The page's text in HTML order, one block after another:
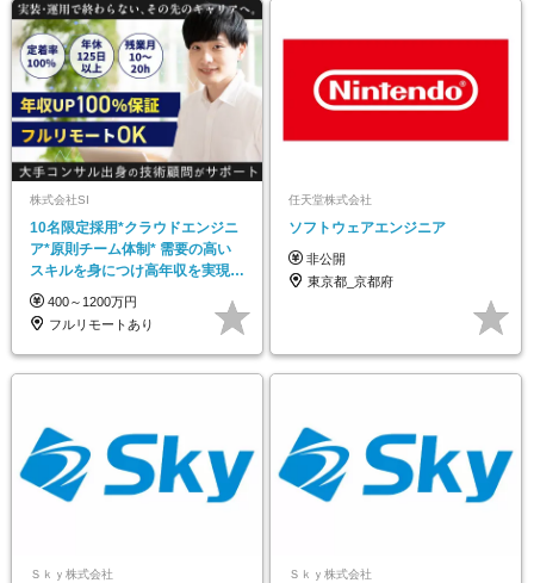
株式会社SI
10名限定採用*クラウドエンジニ
ア*原則チーム体制* 需要の高い
スキルを身につけ高年収を実現*
定着率100%*
400～1200万円
フルリモートあり
任天堂株式会社
ソフトウェアエンジニア
非公開
東京都_京都府
Ｓｋｙ株式会社 Ｓｋｙ株式会社